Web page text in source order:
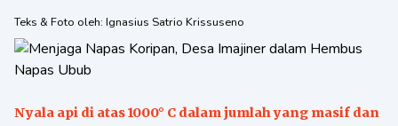
Teks & Foto oleh: Ignasius Satrio Krissuseno
Nyala api di atas 1000° C dalam jumlah yang masif dan